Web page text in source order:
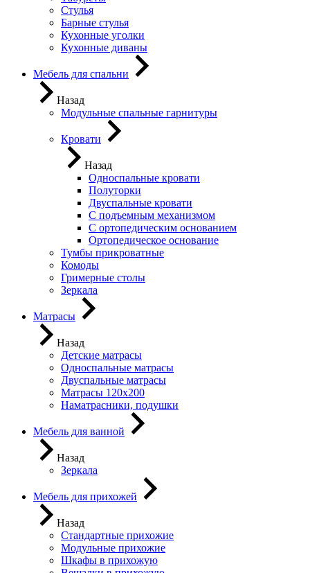
Стулья
Барные стулья
Кухонные уголки
Кухонные диваны
Мебель для спальни
Назад
Модульные спальные гарнитуры
Кровати
Назад
Односпальные кровати
Полуторки
Двуспальные кровати
С подъемным механизмом
С ортопедическим основанием
Ортопедическое основание
Тумбы прикроватные
Комоды
Гримерные столы
Зеркала
Матрасы
Назад
Детские матрасы
Односпальные матрасы
Двуспальные матрасы
Матрасы 120х200
Наматрасники, подушки
Мебель для ванной
Назад
Зеркала
Мебель для прихожей
Назад
Стандартные прихожие
Модульные прихожие
Шкафы в прихожую